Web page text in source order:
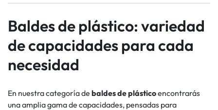
Baldes de plástico: variedad
de capacidades para cada
necesidad
En nuestra categoría de baldes de plásticoencontrarás
una amplia gama de capacidades, pensadas para